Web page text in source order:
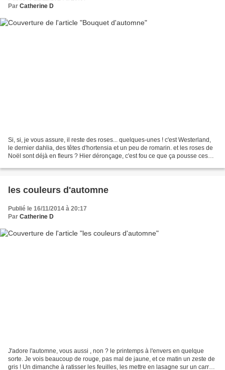
Par Catherine D
Si, si, je vous assure, il reste des roses... quelques-unes ! c'est Westerland,
le dernier dahlia, des têtes d'hortensia et un peu de romarin. et les roses de
Noël sont déjà en fleurs ? Hier déronçage, c'est fou ce que ça pousse ces
les couleurs d'automne
Publié le 16/11/2014 à 20:17
Par Catherine D
J'adore l'automne, vous aussi , non ? le printemps à l'envers en quelque
sorte. Je vois beaucoup de rouge, pas mal de jaune, et ce matin un zeste de
gris ! Un dimanche à ratisser les feuilles, les mettre en lasagne sur un carré